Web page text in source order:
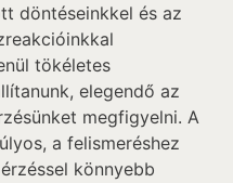
döntéseinkkel és az
tökéletes
elegendő az
megfigyelni. A
a felismeréshez
könnyebb